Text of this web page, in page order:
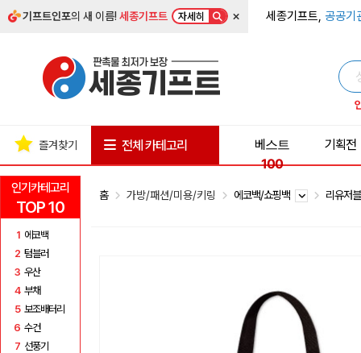
기프트인포의 새 이름!세종기프트 자세히 × 세종기프트, 공공기
인기카테고리
TOP 10
1 에코백
2 텀블러
3 우산
4 부채
5 보조배터리
6 수건
7 선풍기
즐겨찾기 전체 카테고리
베스트
100
기획전
홈 가방/패션/미용/키링 에코백/쇼핑백 리유저